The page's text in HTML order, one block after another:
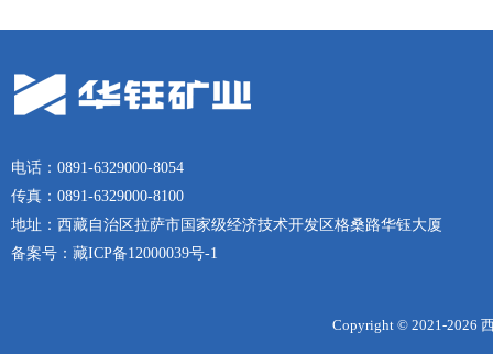
电话：0891-6329000-8054
传真：0891-6329000-8100
地址：西藏自治区拉萨市国家级经济技术开发区格桑路华钰大厦
备案号： 藏ICP备12000039号-1
Copyright © 2021-2026